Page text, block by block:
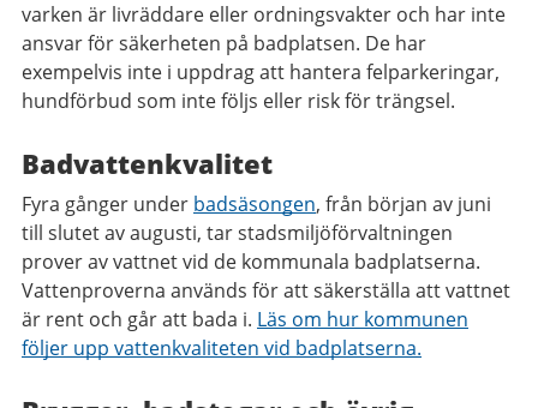
varken är livräddare eller ordningsvakter och har inte
ansvar för säkerheten på badplatsen. De har
exempelvis inte i uppdrag att hantera felparkeringar,
hundförbud som inte följs eller risk för trängsel.
Badvattenkvalitet
Fyra gånger under badsäsongen, från början av juni
till slutet av augusti, tar stadsmiljöförvaltningen
prover av vattnet vid de kommunala badplatserna.
Vattenproverna används för att säkerställa att vattnet
är rent och går att bada i. Läs om hur kommunen
följer upp vattenkvaliteten vid badplatserna.